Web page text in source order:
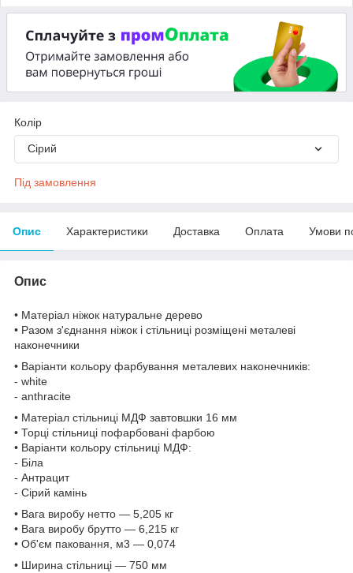
Колір
Сірий
Під замовлення
Опис Характеристики Доставка Оплата Умови
Опис
• Матеріал ніжок натуральне дерево
• Разом з'єднання ніжок і стільниці розміщені металеві
наконечники
• Варіанти кольору фарбування металевих наконечників:
- white
- anthracite
• Матеріал стільниці МДФ завтовшки 16 мм
• Торці стільниці пофарбовані фарбою
• Варіанти кольору стільниці МДФ:
- Біла
- Антрацит
- Сірий камінь
• Вага виробу нетто — 5,205 кг
• Вага виробу брутто — 6,215 кг
• Об'єм паковання, м3 — 0,074
• Ширина стільниці — 750 мм